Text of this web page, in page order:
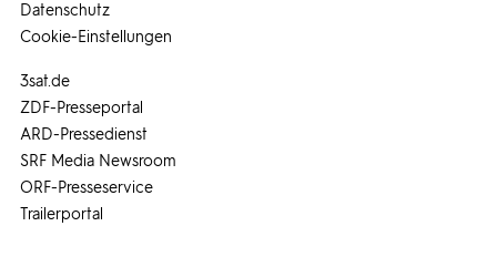
3sat.de
ZDF-Presseportal
ARD-Pressedienst
SRF Media Newsroom
ORF-Presseservice
Trailerportal
Datenschutz
Cookie-Einstellungen